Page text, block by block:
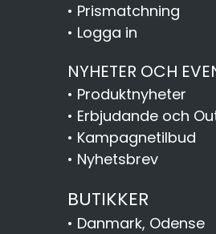
• Prismatchning
• Logga in
NYHETER OCH
• Produktnyheter
• Erbjudande och
• Kampagnetilbud
• Nyhetsbrev
BUTIKKER
• Danmark, Odense